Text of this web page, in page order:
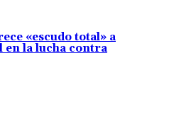
«escudo total» a
en la lucha contra